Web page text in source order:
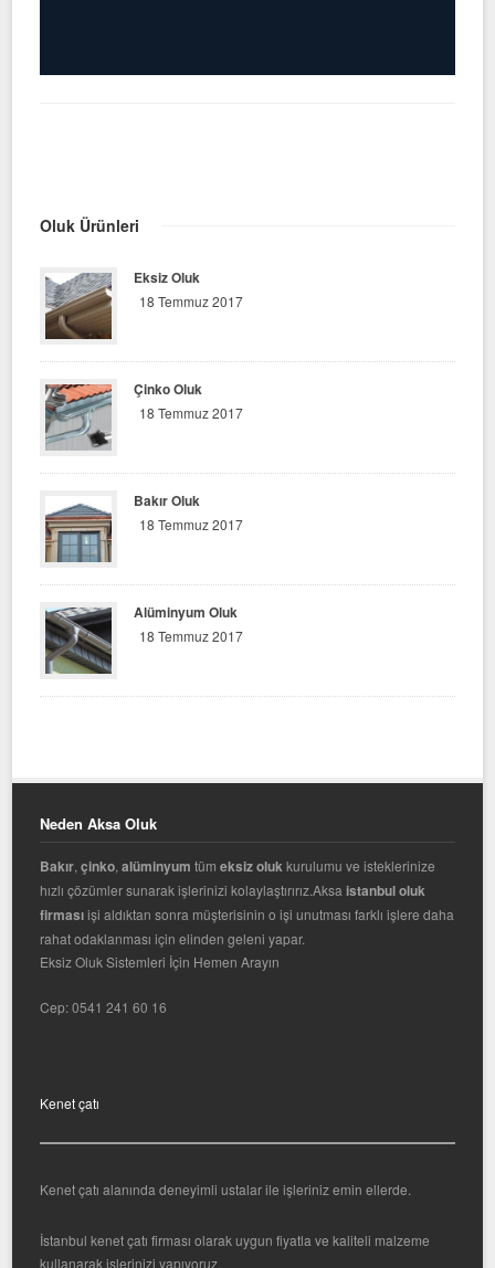
Oluk Ürünleri
Eksiz Oluk
18 Temmuz 2017
Çinko Oluk
18 Temmuz 2017
Bakır Oluk
18 Temmuz 2017
Alüminyum Oluk
18 Temmuz 2017
Neden Aksa Oluk
Bakır,çinko,alüminyum tümeksiz oluk kurulumu ve isteklerinize
hızlı çözümler sunarak işlerinizi kolaylaştırırız.Aksa istanbul oluk
firmasıişi aldıktan sonra müşterisinin o işi unutması farklı işlere daha
rahat odaklanması için elinden geleni yapar.
Eksiz Oluk Sistemleri İçin Hemen Arayın
Cep:0541 241 60 16
Kenet çatı
Kenet çatı alanında deneyimli ustalar ile işleriniz emin ellerde.
İstanbul kenet çatı firması olarak uygun fiyatla ve kaliteli malzeme
kullanarak işlerinizi yapıyoruz.